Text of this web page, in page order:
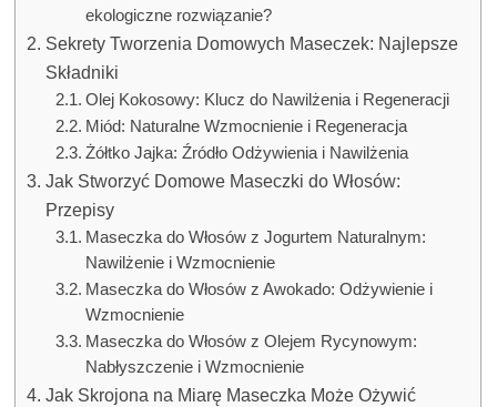
ekologiczne rozwiązanie?
Sekrety Tworzenia Domowych Maseczek: Najlepsze
Składniki
Olej Kokosowy: Klucz do Nawilżenia i Regeneracji
Miód: Naturalne Wzmocnienie i Regeneracja
Żółtko Jajka: Źródło Odżywienia i Nawilżenia
Jak Stworzyć Domowe Maseczki do Włosów:
Przepisy
Maseczka do Włosów z Jogurtem Naturalnym:
Nawilżenie i Wzmocnienie
Maseczka do Włosów z Awokado: Odżywienie i
Wzmocnienie
Maseczka do Włosów z Olejem Rycynowym:
Nabłyszczenie i Wzmocnienie
Jak Skrojona na Miarę Maseczka Może Ożywić